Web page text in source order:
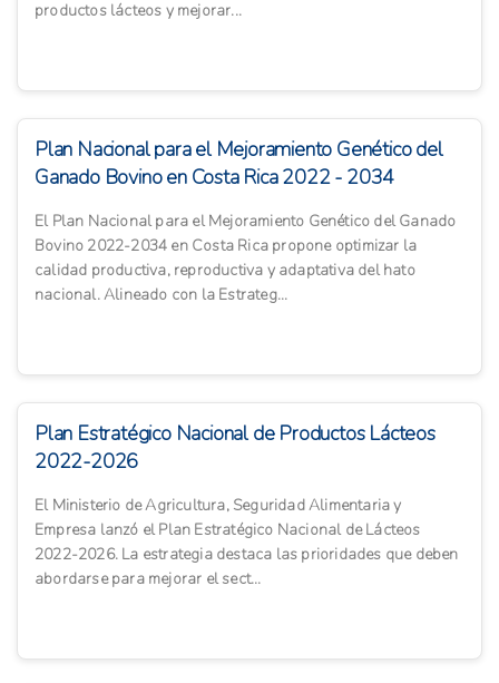
productos lácteos y mejorar...
Plan Nacional para el Mejoramiento Genético del
Ganado Bovino en Costa Rica 2022 - 2034
El Plan Nacional para el Mejoramiento Genético del Ganado
Bovino 2022-2034 en Costa Rica propone optimizar la
calidad productiva, reproductiva y adaptativa del hato
nacional. Alineado con la Estrateg...
Plan Estratégico Nacional de Productos Lácteos
2022-2026
El Ministerio de Agricultura, Seguridad Alimentaria y
Empresa lanzó el Plan Estratégico Nacional de Lácteos
2022-2026. La estrategia destaca las prioridades que deben
abordarse para mejorar el sect...